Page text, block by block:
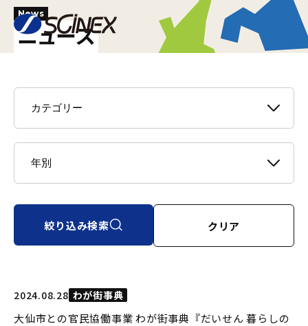
News
ニュース
絞り込み検索 クリア
2024.08.28 わが街事典
大仙市との官民協働事業 わが街事典『だいせん 暮らしの